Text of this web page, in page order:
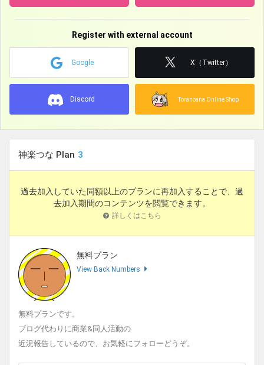
9/23 トリッカルオンリー エーリアスもちもち文化祭２ 申
9/23 超かぐや姫！オンリー ツクヨミスクエア2 申込済
11/3 トリッカルオンリー もちょっとぷにっとパラダイス
２ 参加予定
11/07 超かぐや姫！オンリー ツクヨミ物語 検討中
12/12 ツクヨミスクエア関西 検討中
12/29~31 冬コミ 参加予定
2/06 超かぐや姫！オンリー ヤオヨロー3 検討中
3/22 超かぐや姫！オンリー ツクヨミスクエア3 検討
中
申込済
■新刊既刊いろいろ書店委託＆配信中です。
・メロンブックスhttps://www.melonbooks.co.jp/circle/inde
Register with external account
Google X（Twitter）
Discord Toranoana Online Shop
神楽つな Plan 3
過去加入していた同額以上のプランに再加入することで、過
去加入期間のコンテンツを閲覧できます。
詳しくはこちら
無料プラン
View Back Numbers
無料プランです。
ブログ代わりに商業&同人活動の
近況報告しているので、お気軽にフォローどうぞ。